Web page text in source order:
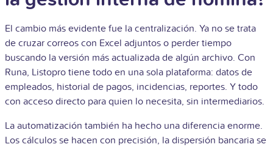
El cambio más evidente fue la centralización. Ya no se trata
de cruzar correos con Excel adjuntos o perder tiempo
buscando la versión más actualizada de algún archivo. Con
Runa, Listopro tiene todo en una sola plataforma: datos de
empleados, historial de pagos, incidencias, reportes. Y todo
con acceso directo para quien lo necesita, sin intermediarios.
La automatización también ha hecho una diferencia enorme.
Los cálculos se hacen con precisión, la dispersión bancaria se